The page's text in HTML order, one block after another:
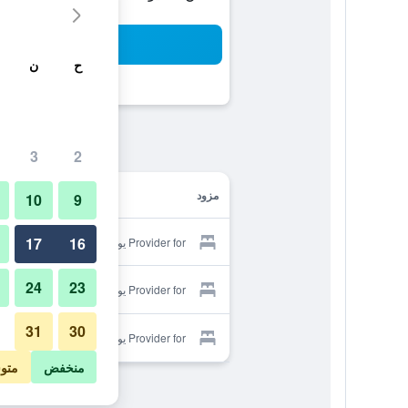
مزود
Provider for يورك هوتل كوتشي
Provider for يورك هوتل كوتشي
Provider for يورك هوتل كوتشي
ح ن
2
3
9
10
16
17
23
24
30
31
منخفض